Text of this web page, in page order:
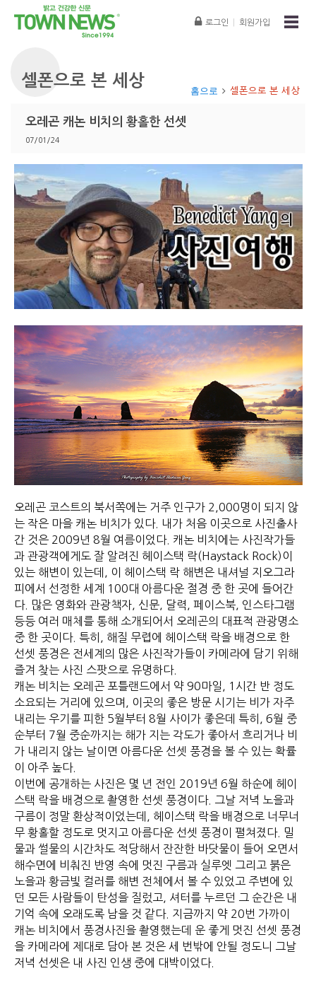
로그인 회원가입
셀폰으로 본 세상
홈으로 셀폰으로 본 세상
오레곤 캐논 비치의 황홀한 선셋
07/01/24
오레곤 코스트의 북서쪽에는 거주 인구가 2,000명이 되지 않
는 작은 마을 캐논 비치가 있다. 내가 처음 이곳으로 사진출사
간 것은 2009년 8월 여름이었다. 캐논 비치에는 사진작가들
과 관광객에게도 잘 알려진 헤이스택 락(Haystack Rock)이
있는 해변이 있는데, 이 헤이스택 락 해변은 내셔널 지오그라
피에서 선정한 세계 100대 아름다운 절경 중 한 곳에 들어간
다. 많은 영화와 관광책자, 신문, 달력, 페이스북, 인스타그램
등등 여러 매체를 통해 소개되어서 오레곤의 대표적 관광명소
중 한 곳이다. 특히, 해질 무렵에 헤이스택 락을 배경으로 한
선셋 풍경은 전세계의 많은 사진작가들이 카메라에 담기 위해
즐겨 찾는 사진 스팟으로 유명하다.
캐논 비치는 오레곤 포틀랜드에서 약 90마일, 1시간 반 정도
소요되는 거리에 있으며, 이곳의 좋은 방문 시기는 비가 자주
내리는 우기를 피한 5월부터 8월 사이가 좋은데 특히, 6월 중
순부터 7월 중순까지는 해가 지는 각도가 좋아서 흐리거나 비
가 내리지 않는 날이면 아름다운 선셋 풍경을 볼 수 있는 확률
이 아주 높다.
이번에 공개하는 사진은 몇 년 전인 2019년 6월 하순에 헤이
스택 락을 배경으로 촬영한 선셋 풍경이다. 그날 저녁 노을과
구름이 정말 환상적이었는데, 헤이스택 락을 배경으로 너무너
무 황홀할 정도로 멋지고 아름다운 선셋 풍경이 펼쳐졌다. 밀
물과 썰물의 시간차도 적당해서 잔잔한 바닷물이 들어 오면서
해수면에 비춰진 반영 속에 멋진 구름과 실루엣 그리고 붉은
노을과 황금빛 컬러를 해변 전체에서 볼 수 있었고 주변에 있
던 모든 사람들이 탄성을 질렀고, 셔터를 누르던 그 순간은 내
기억 속에 오래도록 남을 것 같다. 지금까지 약 20번 가까이
캐논 비치에서 풍경사진을 촬영했는데 운 좋게 멋진 선셋 풍경
을 카메라에 제대로 담아 본 것은 세 번밖에 안될 정도니 그날
저녁 선셋은 내 사진 인생 중에 대박이었다.